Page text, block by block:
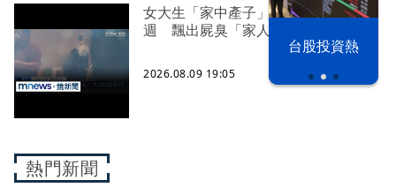
台股投資熱
女大生「家中產子」包巾藏屍近一
週 飄出屍臭「家人才知」
2026.08.09 19:05
熱門新聞